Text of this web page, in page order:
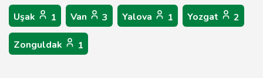
Uşak 1 Van 3 Yalova 1 Yozgat 2
Zonguldak 1